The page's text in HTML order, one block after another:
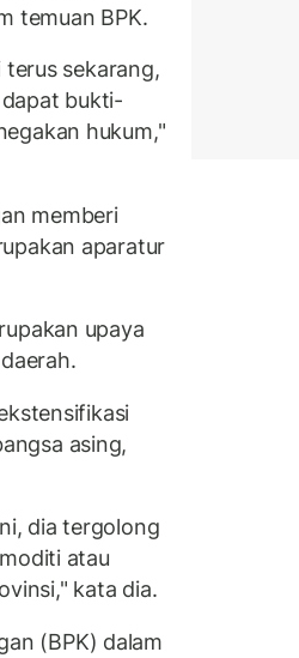
temuan BPK.
sekarang,
bukti-
hukum,"
memberi
aparatur
upaya
asing,
dia tergolong
atau
kata dia.
(BPK) dalam